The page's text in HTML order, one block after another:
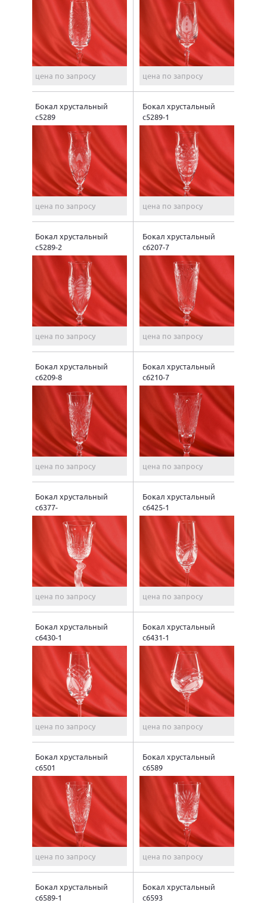
цена по запросу цена по запросу
Бокал хрустальный
с5289
цена по запросу
Бокал хрустальный
с5289-1
цена по запросу
Бокал хрустальный
с5289-2
цена по запросу
Бокал хрустальный
с6207-7
цена по запросу
Бокал хрустальный
с6209-8
цена по запросу
Бокал хрустальный
с6210-7
цена по запросу
Бокал хрустальный
с6377-
цена по запросу
Бокал хрустальный
с6425-1
цена по запросу
Бокал хрустальный
с6430-1
цена по запросу
Бокал хрустальный
с6431-1
цена по запросу
Бокал хрустальный
с6501
цена по запросу
Бокал хрустальный
с6589
цена по запросу
Бокал хрустальный
с6589-1
Бокал хрустальный
с6593